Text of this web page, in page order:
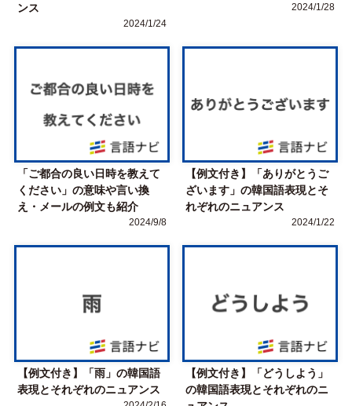
ンス
2024/1/24
2024/1/28
「ご都合の良い日時を教えて
ください」の意味や言い換
え・メールの例文も紹介
2024/9/8
【例文付き】「ありがとうご
ざいます」の韓国語表現とそ
れぞれのニュアンス
2024/1/22
【例文付き】「雨」の韓国語
表現とそれぞれのニュアンス
【例文付き】「どうしよう」
の韓国語表現とそれぞれのニ